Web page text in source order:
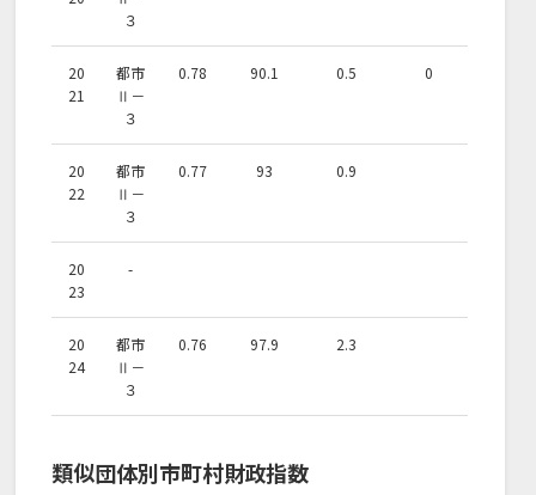
３
20
21
都市
Ⅱ－
３
0.78 90.1 0.5 0
20
22
都市
Ⅱ－
３
0.77 93 0.9
20
23
-
20
24
都市
Ⅱ－
３
0.76 97.9 2.3
類似団体別市町村財政指数